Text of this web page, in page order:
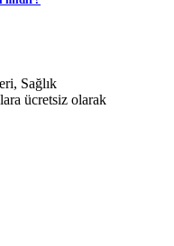
Sağlık
ücretsiz olarak